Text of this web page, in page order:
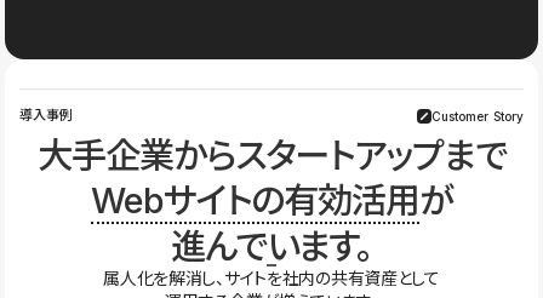
導入事例 Customer Story
大手企業からスタートアップまで
Webサイトの有効活用が
進んでいます。
属人化を解消し、サイトを社内の共有資産として